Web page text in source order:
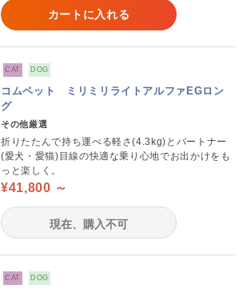
カートに入れる
CAT DOG
コムペット ミリミリライトアルファEGロン
グ
その他厳選
折りたたんで持ち運べる軽さ(4.3kg)とパートナー
(愛犬・愛猫)目線の快適な乗り心地でお出かけをも
っと楽しく。
¥41,800 ～
現在、購入不可
CAT DOG